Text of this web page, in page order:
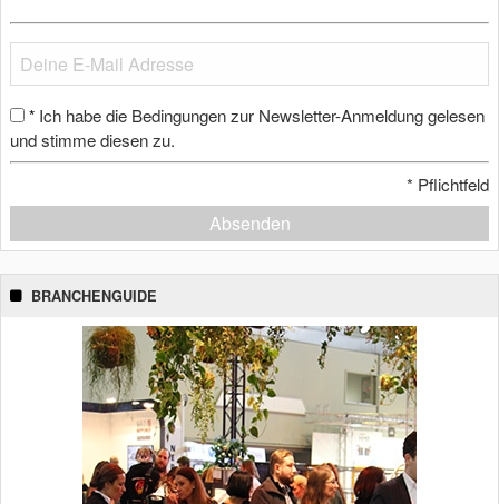
* Ich habe die Bedingungen zur Newsletter-Anmeldung gelesen
und stimme diesen zu.
* Pflichtfeld
Absenden
BRANCHENGUIDE